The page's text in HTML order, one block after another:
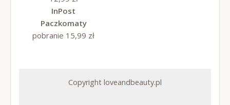
InPost
Paczkomaty
pobranie 15,99 zł
Copyright loveandbeauty.pl